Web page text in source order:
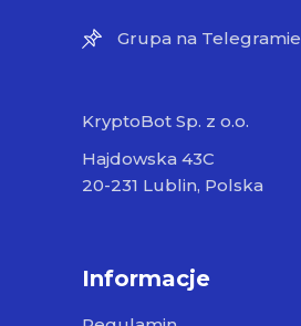
Grupa na Telegramie
KryptoBot Sp. z o.o.
Hajdowska 43C
20-231 Lublin, Polska
Informacje